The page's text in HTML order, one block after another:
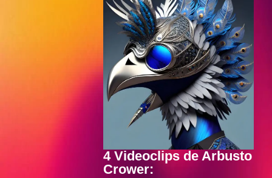
4 Videoclips de Arbusto
Crower: